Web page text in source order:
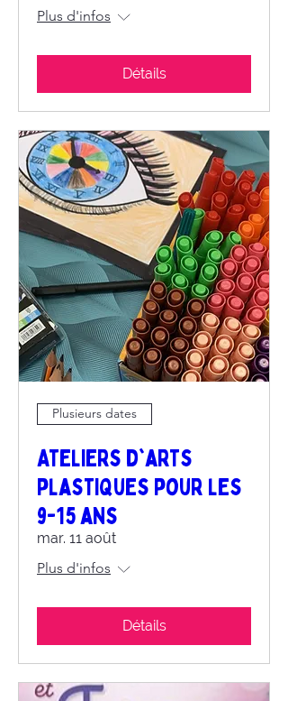
Plus d'infos
Détails
Plusieurs dates
Ateliers d'arts
plastiques pour les
9-15 ans
mar. 11 août
Plus d'infos
Détails